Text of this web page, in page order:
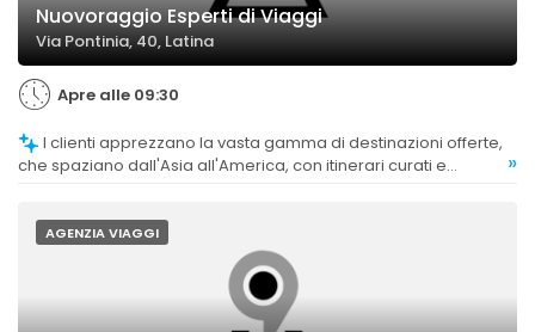
Nuovoraggio Esperti di Viaggi
Via Pontinia, 40, Latina
Apre alle 09:30
che spaziano dall'Asia all'America, con itinerari curati e
»
AGENZIA VIAGGI